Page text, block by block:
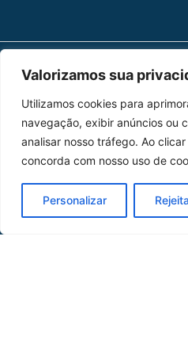
Valorizamos sua
Utilizamos cookies para
navegação, exibir anúncios ou
analisar nosso tráfego. Ao
concorda com nosso uso de
Personalizar